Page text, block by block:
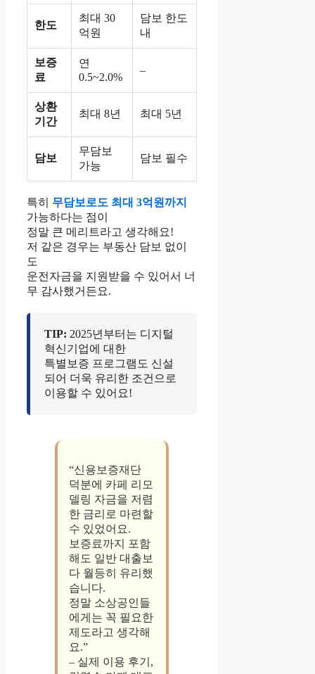
한도
최대 30
억원
담보 한도
내
보증
료
연
0.5~2.0%
–
상환
기간
최대 8년 최대 5년
담보
무담보
가능
담보 필수
특히 무담보로도 최대 3억원까지
가능하다는 점이
정말 큰 메리트라고 생각해요!
저 같은 경우는 부동산 담보 없이
도
운전자금을 지원받을 수 있어서 너
무 감사했거든요.
TIP: 2025년부터는 디지털
혁신기업에 대한
특별보증 프로그램도 신설
되어 더욱 유리한 조건으로
이용할 수 있어요!
“신용보증재단
덕분에 카페 리모
델링 자금을 저렴
한 금리로 마련할
수 있었어요.
보증료까지 포함
해도 일반 대출보
다 월등히 유리했
습니다.
정말 소상공인들
에게는 꼭 필요한
제도라고 생각해
요.”
– 실제 이용 후기,